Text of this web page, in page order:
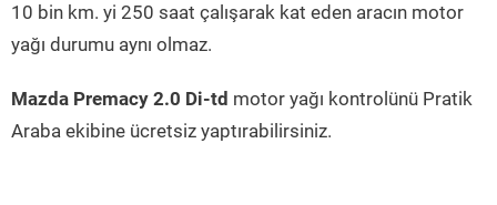
10 bin km. yi 250 saat çalışarak kat eden aracın motor
yağı durumu aynı olmaz.
Mazda Premacy 2.0 Di-td motor yağı kontrolünü Pratik
Araba ekibine ücretsiz yaptırabilirsiniz.